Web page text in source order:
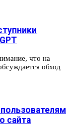
что на
обход
сайта